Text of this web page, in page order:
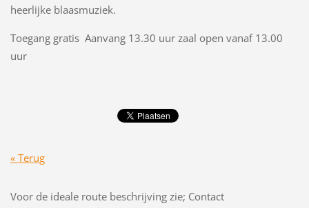
heerlijke blaasmuziek.
Toegang gratis Aanvang 13.30 uur zaal open vanaf 13.00
uur
« Terug
Voor de ideale route beschrijving zie; Contact